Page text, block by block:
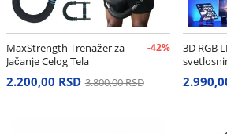
MaxStrength Trenažer za
Jačanje Celog Tela
-42%
2.200,00 RSD 3.800,00 RSD
3D RGB
cm